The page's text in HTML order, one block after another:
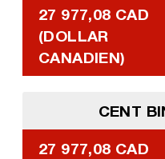
27 977,08 CAD
(DOLLAR
CANADIEN)
CENT
27 977,08 CAD